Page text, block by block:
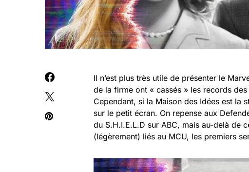
Il n’est plus très utile de présenter le
de la firme ont « cassés » les records
Cependant, si la Maison des Idées est la
sur le petit écran. On repense aux
du S.H.I.E.L.D sur ABC, mais au-delà de
(légèrement) liés au MCU, les premiers